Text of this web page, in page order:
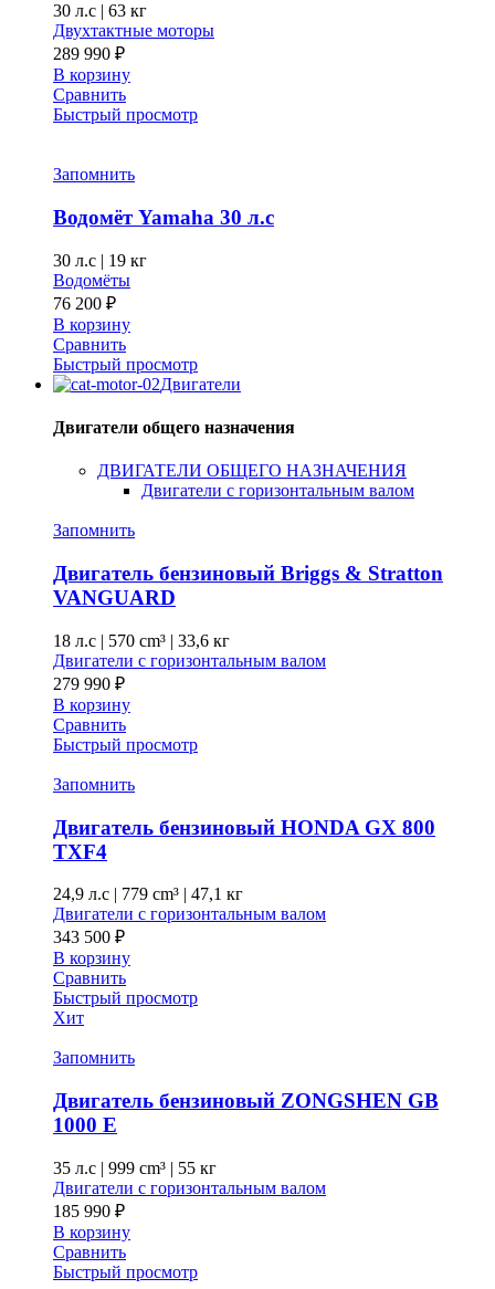
30 л.с | 63 кг
Двухтактные моторы
289 990 ₽
В корзину
Сравнить
Быстрый просмотр
Запомнить
Водомёт Yamaha 30 л.с
30 л.с | 19 кг
Водомёты
76 200 ₽
В корзину
Сравнить
Быстрый просмотр
Двигатели
Двигатели общего назначения
ДВИГАТЕЛИ ОБЩЕГО НАЗНАЧЕНИЯ
Двигатели с горизонтальным валом
Запомнить
Двигатель бензиновый Briggs & Stratton
VANGUARD
18 л.с | 570 cm³ | 33,6 кг
Двигатели с горизонтальным валом
279 990 ₽
В корзину
Сравнить
Быстрый просмотр
Запомнить
Двигатель бензиновый HONDA GX 800
TXF4
24,9 л.с | 779 cm³ | 47,1 кг
Двигатели с горизонтальным валом
343 500 ₽
В корзину
Сравнить
Быстрый просмотр
Хит
Запомнить
Двигатель бензиновый ZONGSHEN GB
1000 E
35 л.с | 999 cm³ | 55 кг
Двигатели с горизонтальным валом
185 990 ₽
В корзину
Сравнить
Быстрый просмотр